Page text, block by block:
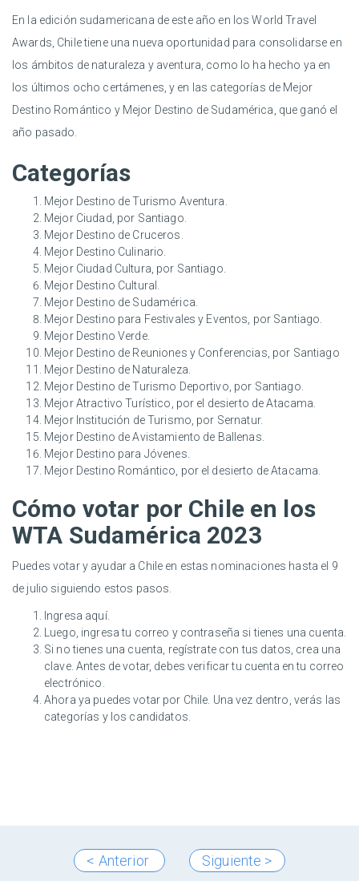
En la edición sudamericana de este año en los World Travel
Awards, Chile tiene una nueva oportunidad para consolidarse en
los ámbitos de naturaleza y aventura, como lo ha hecho ya en
los últimos ocho certámenes, y en las categorías de Mejor
Destino Romántico y Mejor Destino de Sudamérica, que ganó el
año pasado.
Categorías
Mejor Destino de Turismo Aventura.
Mejor Ciudad, por Santiago.
Mejor Destino de Cruceros.
Mejor Destino Culinario.
Mejor Ciudad Cultura, por Santiago.
Mejor Destino Cultural.
Mejor Destino de Sudamérica.
Mejor Destino para Festivales y Eventos, por Santiago.
Mejor Destino Verde.
Mejor Destino de Reuniones y Conferencias, por Santiago
Mejor Destino de Naturaleza.
Mejor Destino de Turismo Deportivo, por Santiago.
Mejor Atractivo Turístico, por el desierto de Atacama.
Mejor Institución de Turismo, por Sernatur.
Mejor Destino de Avistamiento de Ballenas.
Mejor Destino para Jóvenes.
Mejor Destino Romántico, por el desierto de Atacama.
Cómo votar por Chile en los
WTA Sudamérica 2023
Puedes votar y ayudar a Chile en estas nominaciones hasta el 9
de julio siguiendo estos pasos.
Ingresa aquí.
Luego, ingresa tu correo y contraseña si tienes una cuenta.
Si no tienes una cuenta, regístrate con tus datos, crea una
clave. Antes de votar, debes verificar tu cuenta en tu correo
electrónico.
Ahora ya puedes votar por Chile. Una vez dentro, verás las
categorías y los candidatos.
< Anterior Siguiente >